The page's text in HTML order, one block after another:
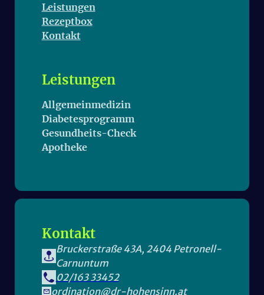
Leistungen
Rezeptbox
Kontakt
Leistungen
Allgemeinmedizin
Diabetesprogramm
Gesund­heits-Check
Apotheke
Kontakt
Bruckerstraße 43A, 2404 Petronell-
Carnuntum
02/163 33452
ordination@dr-hohensinn.at